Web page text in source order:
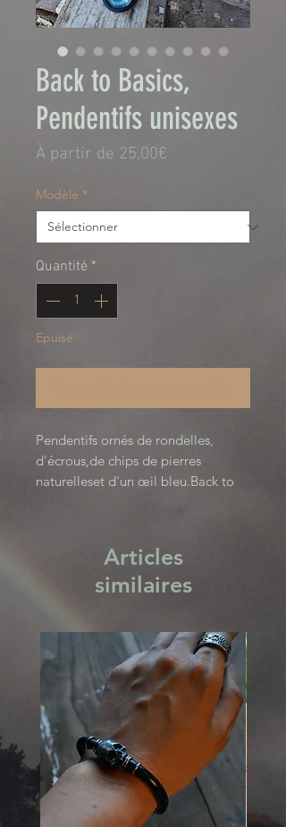
Back to Basics,
Pendentifs unisexes
À partir de 25,00€
Modèle *
Quantité *
Epuisé
Pendentifs ornés de rondelles,
d'écrous,de chips de pierres
naturelleset d'un œil bleu.Back to
Articles
similaires